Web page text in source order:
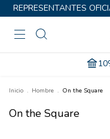
REPRESENTANTES
Inicio . Hombre . On the Square
On the Square